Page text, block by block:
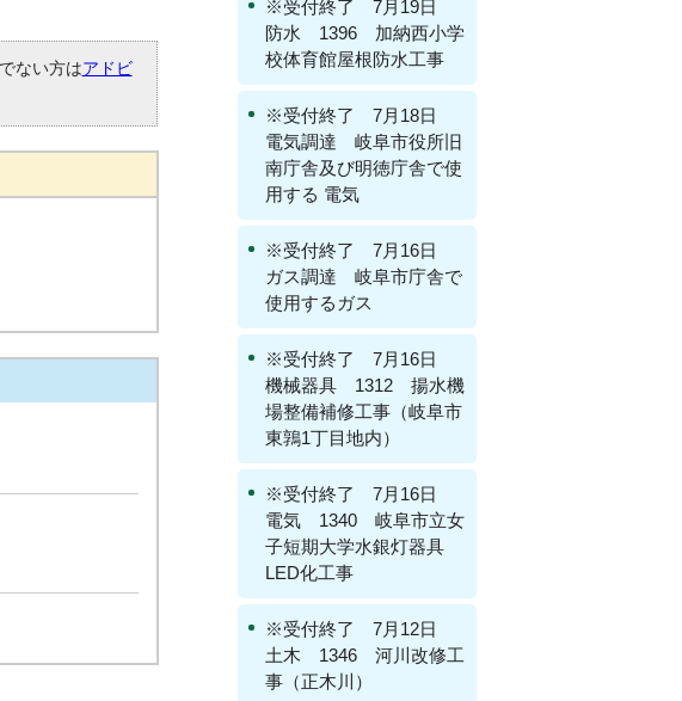
ない方はアドビ
※受付終了 7月19日
防水 1396 加納西小学
校体育館屋根防水工事
※受付終了 7月18日
電気調達 岐阜市役所旧
南庁舎及び明徳庁舎で使
用する 電気
※受付終了 7月16日
ガス調達 岐阜市庁舎で
使用するガス
※受付終了 7月16日
機械器具 1312 揚水機
場整備補修工事（岐阜市
東鶉1丁目地内）
※受付終了 7月16日
電気 1340 岐阜市立女
子短期大学水銀灯器具
LED化工事
※受付終了 7月12日
土木 1346 河川改修工
事（正木川）